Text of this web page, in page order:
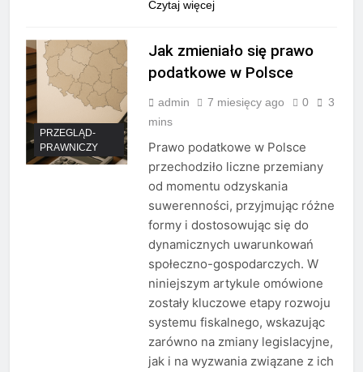
Czytaj więcej
PRZEGLĄD-
PRAWNICZY
Jak zmieniało się prawo
podatkowe w Polsce
admin 7 miesięcy ago 0
3
mins
Prawo podatkowe w Polsce
przechodziło liczne przemiany
od momentu odzyskania
suwerenności, przyjmując różne
formy i dostosowując się do
dynamicznych uwarunkowań
społeczno-gospodarczych. W
niniejszym artykule omówione
zostały kluczowe etapy rozwoju
systemu fiskalnego, wskazując
zarówno na zmiany legislacyjne,
jak i na wyzwania związane z ich